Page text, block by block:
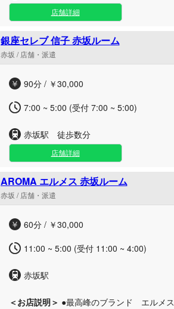
店舗詳細
銀座セレブ 信子 赤坂ルーム
赤坂 / 店舗・派遣
90分 / ￥30,000
7:00 ~ 5:00 (受付 7:00 ~ 5:00)
赤坂駅 徒歩数分
店舗詳細
AROMA エルメス 赤坂ルーム
赤坂 / 店舗・派遣
60分 / ￥30,000
11:00 ~ 5:00 (受付 11:00 ~ 4:00)
赤坂駅
＜お店説明＞ ●最高峰のブランド エルメス ●高級の中